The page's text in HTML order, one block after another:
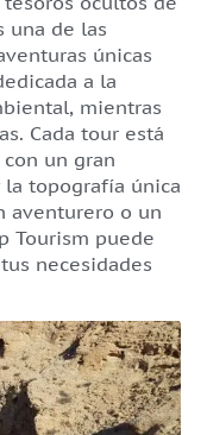
una de las
únicas
a la
mientras
Cada tour está
un gran
topografía única
aventurero o un
Tourism puede
necesidades